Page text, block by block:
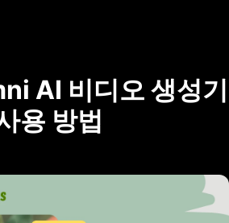
AI 비디오 생성기
용 방법